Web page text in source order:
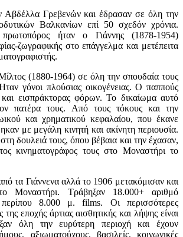
Αβδέλλα Γρεβενών και έδρασαν σε όλη την
Βαλκανίων επί 50 σχεδόν χρόνια.
ήταν ο Γιάννης (1878-1954)
ζωγραφικής στο επάγγελμα και μετέπειτα
(1880-1964) σε όλη την σπουδαία τους
γόνοι πλούσιας οικογένειας. Ο παππούς
εισπράκτορας φόρων. Το δικαίωμα αυτό
πατέρα τους. Από τους τόκους και την
και χρηματικού κεφαλαίου, που έκανε
με μεγάλη κινητή και ακίνητη περιουσία.
δουλειά τους, όπου βέβαια και την έχασαν,
κινηματογράφος τους στο Μοναστήρι το
τα Γιάννενα αλλά το 1906 μετακόμισαν και
Μοναστήρι. Τράβηξαν 18.000+ αριθμό
8.000 μ. films. Οι περισσότερες
της εποχής άρτιας αισθητικής και λήψης είναι
όλη την ευρύτερη περιοχή και έχουν
αξιωματούχους, βασιλείς, κοινωνικές